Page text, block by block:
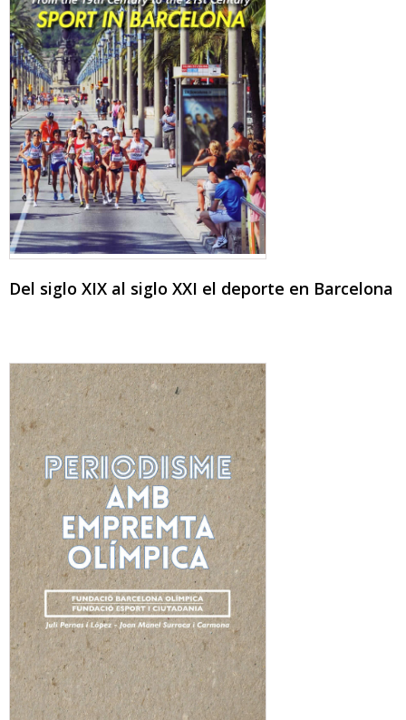
Del siglo XIX al siglo XXI el deporte en Barcelona